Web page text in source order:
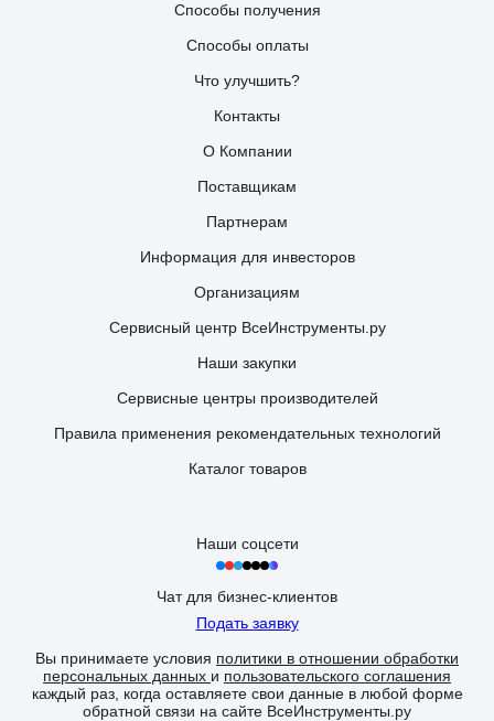
Способы получения
Способы оплаты
Что улучшить?
Контакты
О Компании
Поставщикам
Партнерам
Информация для инвесторов
Организациям
Сервисный центр ВсеИнструменты.ру
Наши закупки
Сервисные центры производителей
Правила применения рекомендательных технологий
Каталог товаров
Наши соцсети
Чат для бизнес-клиентов
Подать заявку
Вы принимаете условия политики в отношении обработки
персональных данных и пользовательского соглашения
каждый раз, когда оставляете свои данные в любой форме
обратной связи на сайте ВсеИнструменты.ру